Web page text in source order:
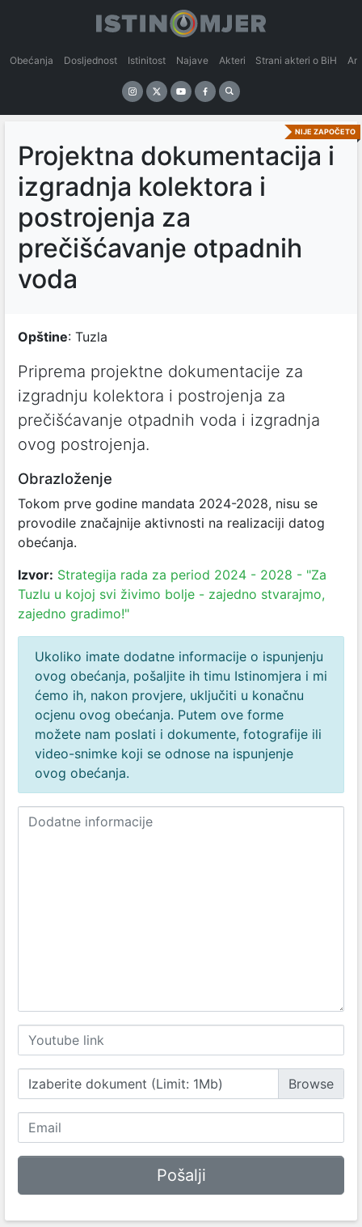
Obećanja Dosljednost Istinitost Najave Akteri Strani akteri o BiH
NIJE ZAPOČETO
Projektna dokumentacija i
izgradnja kolektora i
postrojenja za
prečišćavanje otpadnih
voda
Opštine: Tuzla
Priprema projektne dokumentacije za
izgradnju kolektora i postrojenja za
prečišćavanje otpadnih voda i izgradnja
ovog postrojenja.
Obrazloženje
Tokom prve godine mandata 2024-2028, nisu se
provodile značajnije aktivnosti na realizaciji datog
obećanja.
Izvor: Strategija rada za period 2024 - 2028 - "Za
Tuzlu u kojoj svi živimo bolje - zajedno stvarajmo,
zajedno gradimo!"
Ukoliko imate dodatne informacije o ispunjenju
ovog obećanja, pošaljite ih timu Istinomjera i mi
ćemo ih, nakon provjere, uključiti u konačnu
ocjenu ovog obećanja. Putem ove forme
možete nam poslati i dokumente, fotografije ili
video-snimke koji se odnose na ispunjenje
ovog obećanja.
Izaberite dokument (Limit: 1Mb)